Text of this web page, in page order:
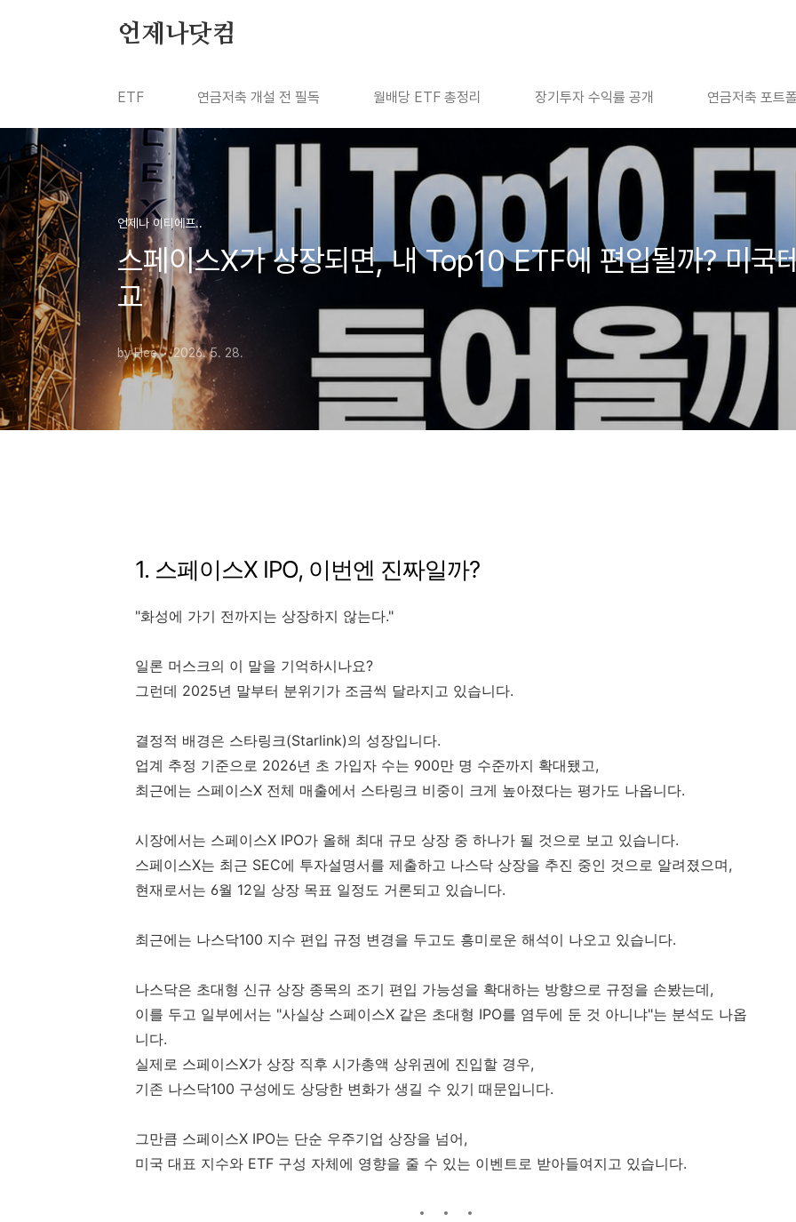
언제나닷컴
ETF 연금저축 개설 전 필독 월배당 ETF 총정리 장기투자 수익률 공개 연금저축 포트
언제나 이티에프..
스페이스X가 상장되면, 내 Top10 ETF에 편입될까? 미국
교
by Hee 2026. 5. 28.
1. 스페이스X IPO, 이번엔 진짜일까?
"화성에 가기 전까지는 상장하지 않는다."
일론 머스크의 이 말을 기억하시나요?
그런데 2025년 말부터 분위기가 조금씩 달라지고 있습니다.
결정적 배경은 스타링크(Starlink)의 성장입니다.
업계 추정 기준으로 2026년 초 가입자 수는 900만 명 수준까지 확대됐고,
최근에는 스페이스X 전체 매출에서 스타링크 비중이 크게 높아졌다는 평가도 나옵니다.
시장에서는 스페이스X IPO가 올해 최대 규모 상장 중 하나가 될 것으로 보고 있습니다.
스페이스X는 최근 SEC에 투자설명서를 제출하고 나스닥 상장을 추진 중인 것으로 알려졌으며,
현재로서는 6월 12일 상장 목표 일정도 거론되고 있습니다.
최근에는 나스닥100 지수 편입 규정 변경을 두고도 흥미로운 해석이 나오고 있습니다.
나스닥은 초대형 신규 상장 종목의 조기 편입 가능성을 확대하는 방향으로 규정을 손봤는데,
이를 두고 일부에서는 "사실상 스페이스X 같은 초대형 IPO를 염두에 둔 것 아니냐"는 분석도 나옵
니다.
실제로 스페이스X가 상장 직후 시가총액 상위권에 진입할 경우,
기존 나스닥100 구성에도 상당한 변화가 생길 수 있기 때문입니다.
그만큼 스페이스X IPO는 단순 우주기업 상장을 넘어,
미국 대표 지수와 ETF 구성 자체에 영향을 줄 수 있는 이벤트로 받아들여지고 있습니다.